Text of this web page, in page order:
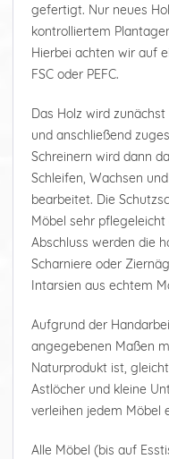
gefertigt. Nur neues
kontrolliertem
Hierbei achten wir auf
FSC oder PEFC.
Das Holz wird
und anschließend
Schreinern wird dann
Schleifen, Wachsen
bearbeitet. Die
Möbel sehr
Abschluss werden die
Scharniere oder
Intarsien aus echtem
Aufgrund der
angegebenen Maßen
Naturprodukt ist,
Astlöcher und kleine
verleihen jedem Möbel
Alle Möbel (bis auf